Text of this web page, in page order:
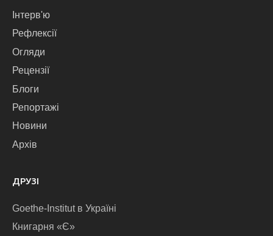
Інтерв'ю
Рефлексії
Огляди
Рецензії
Блоги
Репортажі
Новини
Архів
ДРУЗІ
Goethe-Institut в Україні
Книгарня «Є»